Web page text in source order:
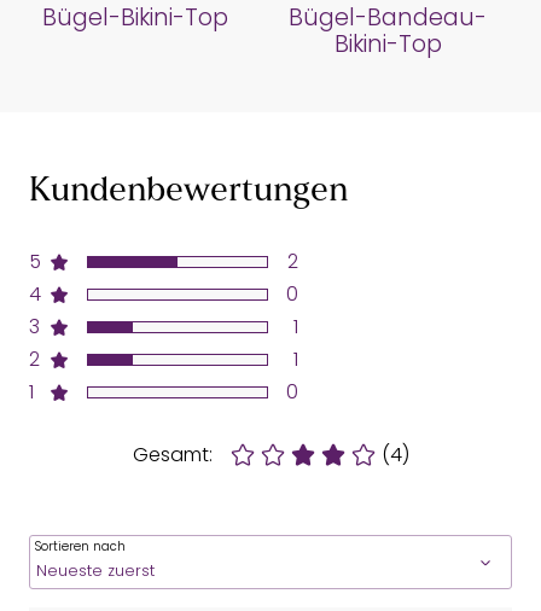
Bügel-Bikini-Top
Bügel-Bandeau-
Bikini-Top
Kundenbewertungen
5
4
3
2
1
2
0
1
1
0
Gesamt: (4)
Sortieren nach